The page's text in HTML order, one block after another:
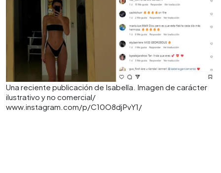
Una reciente publicación de Isabella. Imagen de carácter
ilustrativo y no comercial/
www.instagram.com/p/C10O8djPvY1/